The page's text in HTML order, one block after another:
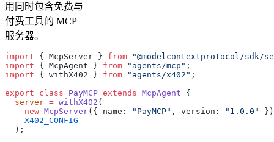
用同时包含免费与
付费工具的 MCP
服务器。
import { McpServer } from "@modelcontextprotocol/sdk/
import { McpAgent } from "agents/mcp" ;
import { withX402 } from "agents/x402" ;
export class PayMCP extends McpAgent {
  server
= withX402 (
    new
McpServer({ name: "PayMCP" , version: "1.0.0"
    X402_CONFIG
  );